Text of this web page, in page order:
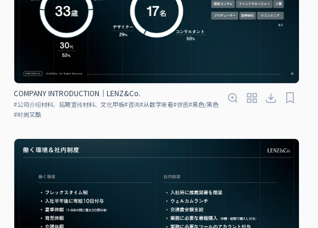
COMPANY INTRODUCTION｜LENZ&Co.
#公司介绍材料、招聘宣传材料、文化甲板#咨询#从数字来看#饼图#黑色/黑色
#时尚又酷